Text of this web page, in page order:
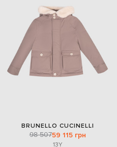
BRUNELLO CUCINELLI
98 50759 115 грн
13Y